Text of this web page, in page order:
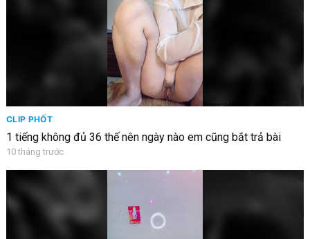
CLIP PHỐT
1 tiếng không đủ 36 thế nên ngày nào em cũng bắt trả bài
10 tháng trước